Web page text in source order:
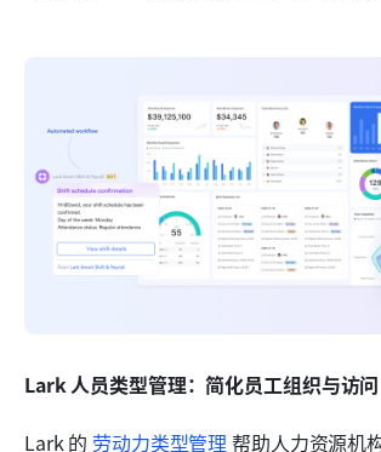
Lark 人员类型管理：简化员工组织与访问
Lark 的 劳动力类型管理 帮助人力资源机